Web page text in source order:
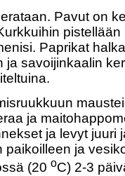
Pavut on
pistellään
Paprikat
ja savoijinkaalin
ja
ja levyt juuri
paikoilleen ja
(20 oC) 2-3